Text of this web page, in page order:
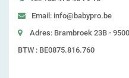
Email: info@babypro.be
Adres: Brambroek 23B -
BTW : BE0875.816.760